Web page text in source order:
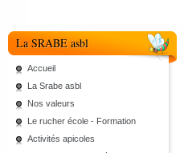
La SRABE asbl
Accueil
La Srabe asbl
Nos valeurs
Le rucher école - Formation
Activités apicoles